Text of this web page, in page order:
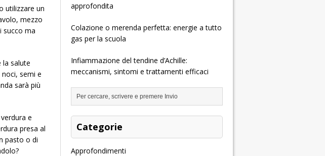
utilizzare un
mezzo
succo ma
la salute
semi e
sarà più
e
presa al
pasto o di
approfondita
Colazione o merenda perfetta: energie a tutto
gas per la scuola
Infiammazione del tendine d’Achille:
meccanismi, sintomi e trattamenti efficaci
Categorie
Approfondimenti